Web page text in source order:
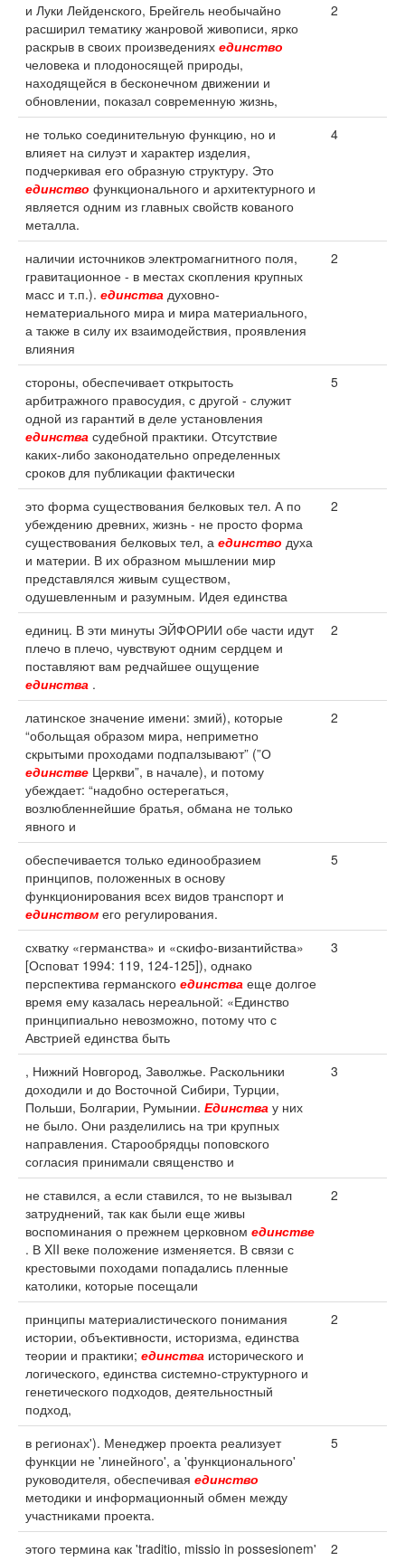
и Луки Лейденского, Брейгель необычайно
расширил тематику жанровой живописи, ярко
раскрыв в своих произведениях единство
человека и плодоносящей природы,
находящейся в бесконечном движении и
обновлении, показал современную жизнь,
2
не только соединительную функцию, но и
влияет на силуэт и характер изделия,
подчеркивая его образную структуру. Это
единство функционального и архитектурного и
является одним из главных свойств кованого
металла.
4
наличии источников электромагнитного поля,
гравитационное - в местах скопления крупных
масс и т.п.). единства духовно-
нематериального мира и мира материального,
а также в силу их взаимодействия, проявления
влияния
2
стороны, обеспечивает открытость
арбитражного правосудия, с другой - служит
одной из гарантий в деле установления
единства судебной практики. Отсутствие
каких-либо законодательно определенных
сроков для публикации фактически
5
это форма существования белковых тел. А по
убеждению древних, жизнь - не просто форма
существования белковых тел, а единство духа
и материи. В их образном мышлении мир
представлялся живым существом,
одушевленным и разумным. Идея единства
2
единиц. В эти минуты ЭЙФОРИИ обе части идут
плечо в плечо, чувствуют одним сердцем и
поставляют вам редчайшее ощущение
единства .
2
латинское значение имени: змий), которые
“обольщая образом мира, неприметно
скрытыми проходами подпалзывают” (”О
единстве Церкви”, в начале), и потому
убеждает: “надобно остерегаться,
возлюбленнейшие братья, обмана не только
явного и
2
обеспечивается только единообразием
принципов, положенных в основу
функционирования всех видов транспорт и
единством его регулирования.
5
схватку «германства» и «скифо-византийства»
[Осповат 1994: 119, 124-125]), однако
перспектива германского единства еще долгое
время ему казалась нереальной: «Единство
принципиально невозможно, потому что с
Австрией единства быть
3
, Нижний Новгород, Заволжье. Раскольники
доходили и до Восточной Сибири, Турции,
Польши, Болгарии, Румынии. Единства у них
не было. Они разделились на три крупных
направления. Старообрядцы поповского
согласия принимали священство и
3
не ставился, а если ставился, то не вызывал
затруднений, так как были еще живы
воспоминания о прежнем церковном единстве
. В XII веке положение изменяется. В связи с
крестовыми походами попадались пленные
католики, которые посещали
2
принципы материалистического понимания
истории, объективности, историзма, единства
теории и практики; единства исторического и
логического, единства системно-структурного и
генетического подходов, деятельностный
подход,
2
в регионах'). Менеджер проекта реализует
функции не 'линейного', а 'функционального'
руководителя, обеспечивая единство
методики и информационный обмен между
участниками проекта.
5
этого термина как 'traditio, missio in possesionem'
2